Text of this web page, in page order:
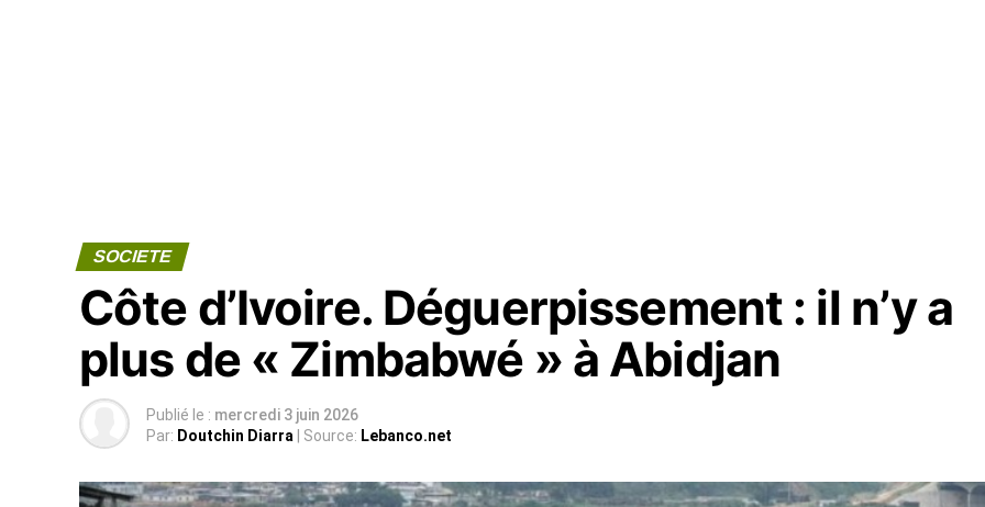
SOCIETE
Côte d’Ivoire. Déguerpissement : il n’y a
plus de « Zimbabwé » à Abidjan
Publié le : mercredi 3 juin 2026
Par: Doutchin Diarra | Source: Lebanco.net